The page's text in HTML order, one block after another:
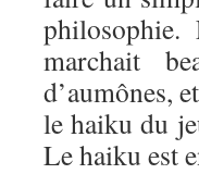
marchait
d’aumônes,
le haiku du
Le haiku est